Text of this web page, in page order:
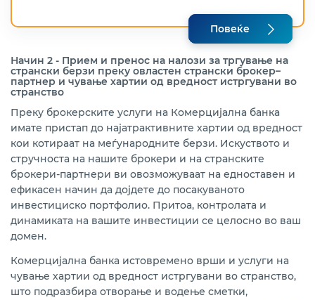
Повеќе
Начин 2 - Прием и пренос на налози за тргување на
странски берзи преку овластен странски брокер–
партнер и чување хартии од вредност истргувани во
странство
Преку брокерските услуги на Комерцијална банка
имате пристап до најатрактивните хартии од вредност
кои котираат на меѓународните берзи. Искуството и
стручноста на нашите брокери и на странските
брокери-партнери ви овозможуваат на едноставен и
ефикасен начин да дојдете до посакуваното
инвестициско портфолио. Притоа, контролата и
динамиката на вашите инвестиции се целосно во ваш
домен.
Комерцијална банка истовремено врши и услуги на
чување хартии од вредност истргувани во странство,
што подразбира отворање и водење сметки,